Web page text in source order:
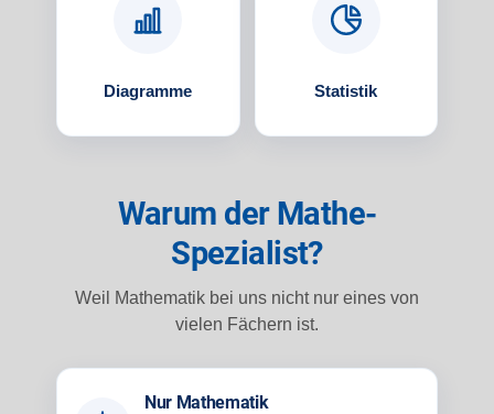
Diagramme Statistik
Warum der Mathe-
Spezialist?
Weil Mathematik bei uns nicht nur eines von
vielen Fächern ist.
Nur Mathematik